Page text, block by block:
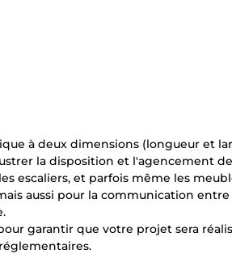
à deux dimensions (longueur et
la disposition et l'agencement
escaliers, et parfois même les
aussi pour la communication
garantir que votre projet sera